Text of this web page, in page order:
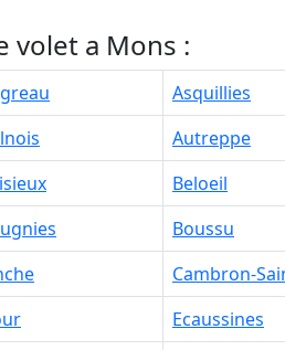
volet a Mons :
Asquillies
Autreppe
Beloeil
Boussu
Cambron-
Ecaussines